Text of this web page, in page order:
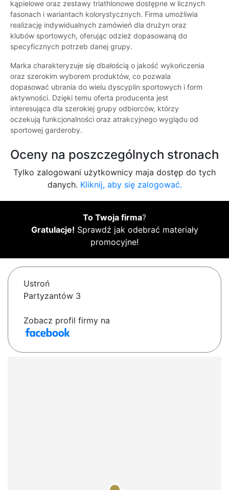
kąpielowe oraz zestawy triathlonowe dostępne w licznych
fasonach i wariantach kolorystycznych. Firma umożliwia
realizację indywidualnych zamówień dla drużyn oraz
klubów sportowych, oferując odzież dopasowaną do
specyficznych potrzeb danej grupy.
Marka charakteryzuje się dbałością o jakość wykończenia
oraz szerokim wyborem produktów, co pozwala
dopasować ubrania do wielu dyscyplin sportowych i form
aktywności. Dzięki temu oferta producenta jest
interesująca dla szerokiej grupy odbiorców, którzy
oczekują funkcjonalności oraz atrakcyjnego wyglądu od
sportowej garderoby.
Oceny na poszczególnych stronach
Tylko zalogowani użytkownicy maja dostęp do tych
danych. Kliknij, aby się zalogować.
To Twoja firma?
Gratulacje! Sprawdź jak odebrać materiały
promocyjne!
Ustroń
Partyzantów 3
Zobacz profil firmy na